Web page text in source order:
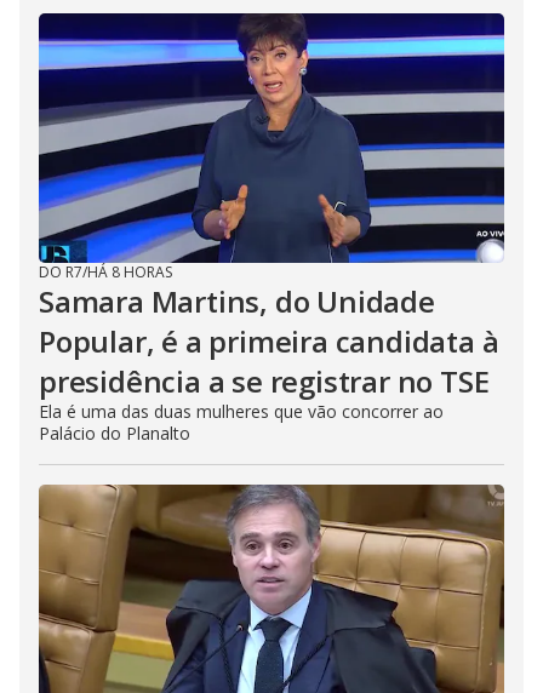
DO R7/HÁ 8 HORAS
Samara Martins, do Unidade
Popular, é a primeira candidata à
presidência a se registrar no TSE
Ela é uma das duas mulheres que vão concorrer ao
Palácio do Planalto